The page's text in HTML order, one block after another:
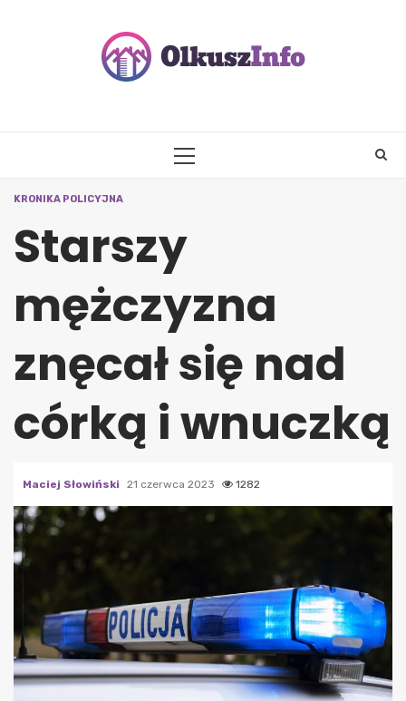
PRIMARY
KRONIKA POLICYJNA
Starszy
mężczyzna
znęcał się nad
córką i wnuczką
Maciej Słowiński 21 czerwca 2023 1282